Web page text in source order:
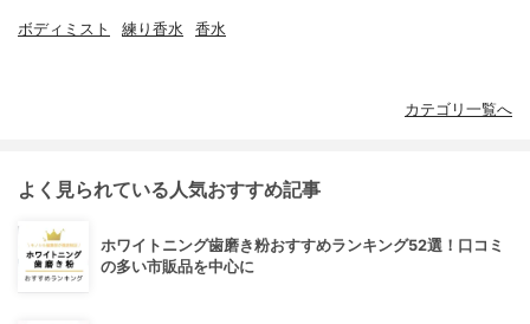
ボディミスト 練り香水 香水
カテゴリ一覧へ
よく見られている人気おすすめ記事
ホワイトニング歯磨き粉おすすめランキング52選！口コミ
の多い市販品を中心に